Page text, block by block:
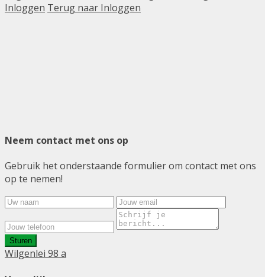
Inloggen Terug naar Inloggen
Neem contact met ons op
Gebruik het onderstaande formulier om contact met ons
op te nemen!
Sturen
Wilgenlei 98 a